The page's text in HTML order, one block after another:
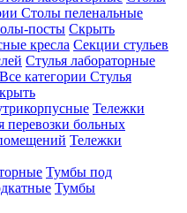
Столы пеленальные
посты Скрыть
кресла Секции стульев
Стулья лабораторные
Все категории Стулья
Тележки
перевозки больных
Тележки
Тумбы под
Тумбы